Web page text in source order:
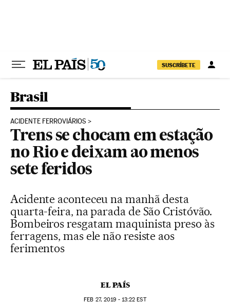
SUSCRÍBETE
Brasil
ACIDENTE FERROVIÁRIOS
Trens se chocam em estação
no Rio e deixam ao menos
sete feridos
Acidente aconteceu na manhã desta
quarta-feira, na parada de São Cristóvão.
Bombeiros resgatam maquinista preso às
ferragens, mas ele não resiste aos
ferimentos
EL PAÍS
FEB 27, 2019 - 13:22 EST